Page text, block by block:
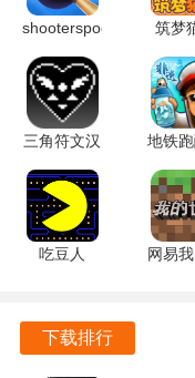
游戏独具匠心地将大
解谜关卡，在轻松的
免挂科的命运。
融入了丰富的剧情元
展，不同的选择将导
趣味性。
不同科目的谜题设计
shooterspool
2.4.3 安卓
版
筑梦
1.1.1
版
三角符文汉
化版 安卓
2.0.4-魔改
1.0.2 安卓
版
地铁
表版
中
吃豆人
网易
下载排行